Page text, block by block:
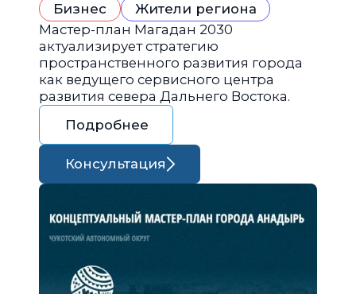
Бизнес
Жители региона
Мастер-план Магадан 2030
актуализирует стратегию
пространственного развития города
как ведущего сервисного центра
развития севера Дальнего Востока.
Подробнее
Консультация